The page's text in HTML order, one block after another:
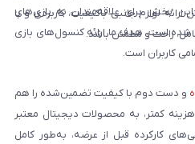
لوازم جانبی باکیفیت، کاربردی و با
راحت و مطمئن باشد.
بخش برای علاقه‌مندان به بازی‌های
شده است. هدف ما ارائه کنسول‌های بازی
کاربران است.
و دست دوم با کیفیت تضمین‌شده را هم
هزینه کمتر، به محصولات دیجیتال معتبر
کارکرده قبل از عرضه، به‌طور کامل